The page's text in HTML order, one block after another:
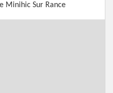
Minihic Sur Rance